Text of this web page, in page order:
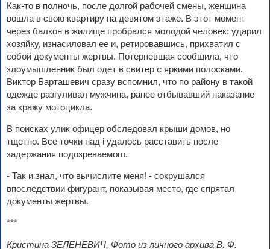
Как-то в полночь, после долгой рабочей смены, женщина
вошла в свою квартиру на девятом этаже. В этот момент
через балкон в жилище пробрался молодой человек: ударил
хозяйку, изнасиловал ее и, ретировавшись, прихватил с
собой документы жертвы. Потерпевшая сообщила, что
злоумышленник был одет в свитер с яркими полосками.
Виктор Барташевич сразу вспомнил, что по району в такой
одежде разгуливал мужчина, ранее отбывавший наказание
за кражу мотоцикла.
В поисках улик офицер обследовал крыши домов, но
тщетно. Все точки над i удалось расставить после
задержания подозреваемого.
- Так и знал, что вычислите меня! - сокрушался
впоследствии фигурант, показывая место, где спрятал
документы жертвы.
***
Кристина ЗЕЛЕНЕВИЧ. Фото из личного архива В. Ф.